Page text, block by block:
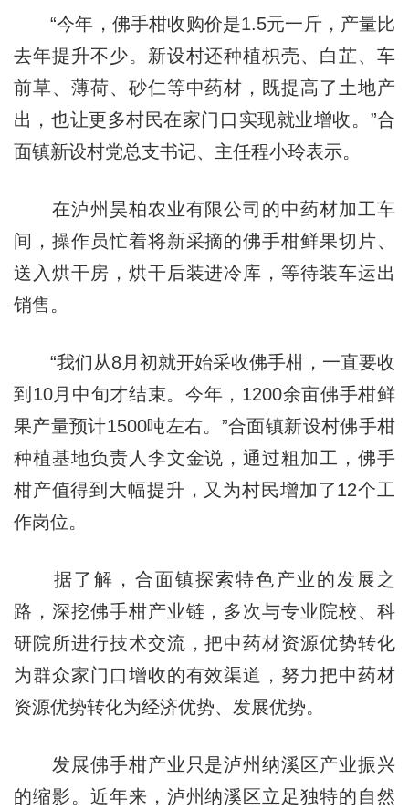
“今年，佛手柑收购价是1.5元一斤，产量比
去年提升不少。新设村还种植枳壳、白芷、车
前草、薄荷、砂仁等中药材，既提高了土地产
出，也让更多村民在家门口实现就业增收。”合
面镇新设村党总支书记、主任程小玲表示。
在泸州昊柏农业有限公司的中药材加工车
间，操作员忙着将新采摘的佛手柑鲜果切片、
送入烘干房，烘干后装进冷库，等待装车运出
销售。
“我们从8月初就开始采收佛手柑，一直要收
到10月中旬才结束。今年，1200余亩佛手柑鲜
果产量预计1500吨左右。”合面镇新设村佛手柑
种植基地负责人李文金说，通过粗加工，佛手
柑产值得到大幅提升，又为村民增加了12个工
作岗位。
据了解，合面镇探索特色产业的发展之
路，深挖佛手柑产业链，多次与专业院校、科
研院所进行技术交流，把中药材资源优势转化
为群众家门口增收的有效渠道，努力把中药材
资源优势转化为经济优势、发展优势。
发展佛手柑产业只是泸州纳溪区产业振兴
的缩影。近年来，泸州纳溪区立足独特的自然